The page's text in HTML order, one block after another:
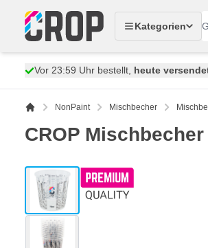
Kategorien
Vor 23:59 Uhr bestellt, heute
NonPaint Mischbecher
CROP
View larger image
View larger image